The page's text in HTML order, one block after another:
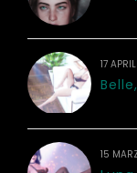
17
15